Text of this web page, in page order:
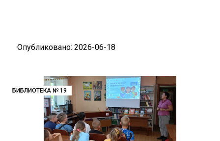
Опубликовано: 2026-06-18
БИБЛИОТЕКА № 19